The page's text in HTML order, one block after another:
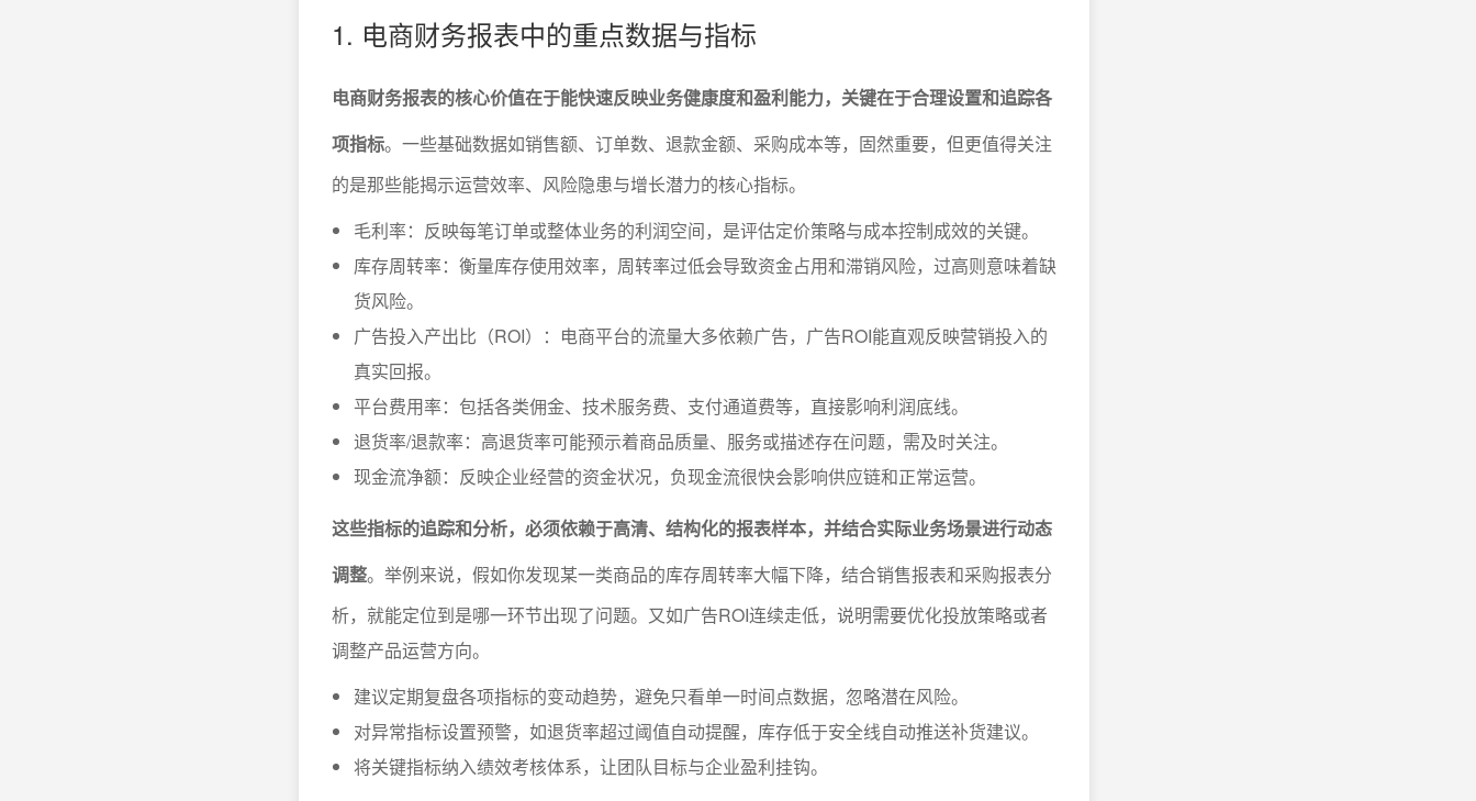
1. 电商财务报表中的重点数据与指标
电商财务报表的核心价值在于能快速反映业务健康度和盈利能力，关键在于合理设置和追踪各
项指标。一些基础数据如销售额、订单数、退款金额、采购成本等，固然重要，但更值得关注
的是那些能揭示运营效率、风险隐患与增长潜力的核心指标。
毛利率：反映每笔订单或整体业务的利润空间，是评估定价策略与成本控制成效的关键。
库存周转率：衡量库存使用效率，周转率过低会导致资金占用和滞销风险，过高则意味着缺
货风险。
广告投入产出比（ROI）：电商平台的流量大多依赖广告，广告ROI能直观反映营销投入的
真实回报。
平台费用率：包括各类佣金、技术服务费、支付通道费等，直接影响利润底线。
退货率/退款率：高退货率可能预示着商品质量、服务或描述存在问题，需及时关注。
现金流净额：反映企业经营的资金状况，负现金流很快会影响供应链和正常运营。
这些指标的追踪和分析，必须依赖于高清、结构化的报表样本，并结合实际业务场景进行动态
调整。举例来说，假如你发现某一类商品的库存周转率大幅下降，结合销售报表和采购报表分
析，就能定位到是哪一环节出现了问题。又如广告ROI连续走低，说明需要优化投放策略或者
调整产品运营方向。
建议定期复盘各项指标的变动趋势，避免只看单一时间点数据，忽略潜在风险。
对异常指标设置预警，如退货率超过阈值自动提醒，库存低于安全线自动推送补货建议。
将关键指标纳入绩效考核体系，让团队目标与企业盈利挂钩。